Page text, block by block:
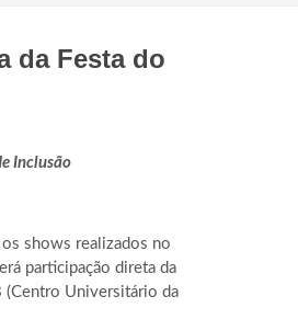
da Festa do
Inclusão
shows realizados no
participação direta da
(Centro Universitário da